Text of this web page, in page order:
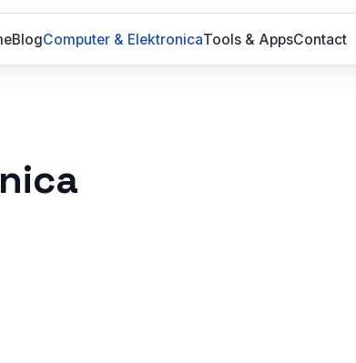
BlogComputer & ElektronicaTools & AppsContact